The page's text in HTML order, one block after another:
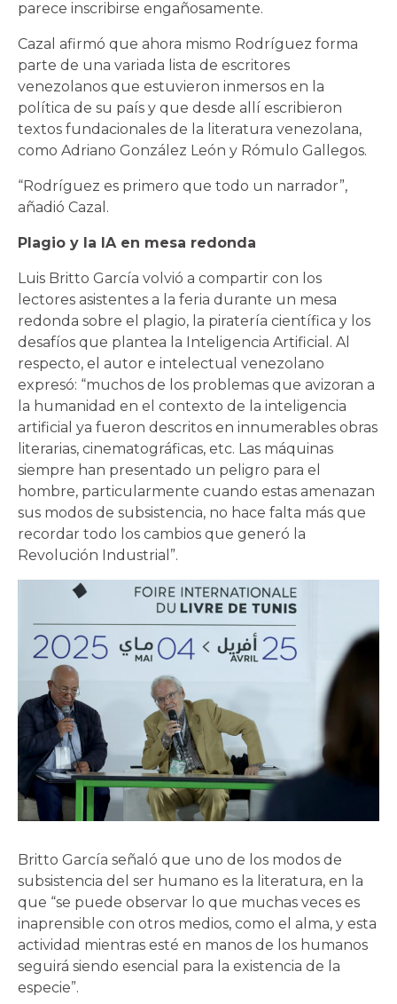
parece inscribirse engañosamente.
Cazal afirmó que ahora mismo Rodríguez forma
parte de una variada lista de escritores
venezolanos que estuvieron inmersos en la
política de su país y que desde allí escribieron
textos fundacionales de la literatura venezolana,
como Adriano González León y Rómulo Gallegos.
“Rodríguez es primero que todo un narrador”,
añadió Cazal.
Plagio y la IA en mesa redonda
Luis Britto García volvió a compartir con los
lectores asistentes a la feria durante un mesa
redonda sobre el plagio, la piratería científica y los
desafíos que plantea la Inteligencia Artificial. Al
respecto, el autor e intelectual venezolano
expresó: “muchos de los problemas que avizoran a
la humanidad en el contexto de la inteligencia
artificial ya fueron descritos en innumerables obras
literarias, cinematográficas, etc. Las máquinas
siempre han presentado un peligro para el
hombre, particularmente cuando estas amenazan
sus modos de subsistencia, no hace falta más que
recordar todo los cambios que generó la
Revolución Industrial”.
Britto García señaló que uno de los modos de
subsistencia del ser humano es la literatura, en la
que “se puede observar lo que muchas veces es
inaprensible con otros medios, como el alma, y esta
actividad mientras esté en manos de los humanos
seguirá siendo esencial para la existencia de la
especie”.